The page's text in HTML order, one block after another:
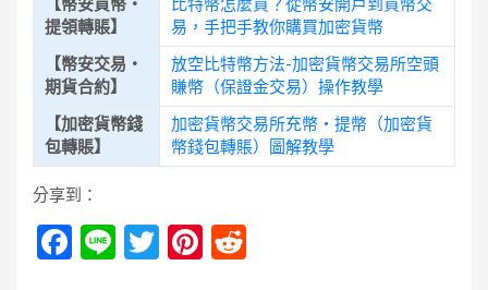
【幣安買幣・
提領轉賬】
比特幣怎麼買？從幣安開戶到買幣交
易，手把手教你購買加密貨幣
【幣安交易・
期貨合約】
放空比特幣方法-加密貨幣交易所空頭
賺幣（保證金交易）操作教學
【加密貨幣錢
包轉賬】
加密貨幣交易所充幣・提幣（加密貨
幣錢包轉賬）圖解教學
分享到：
F
Li
T
Pi